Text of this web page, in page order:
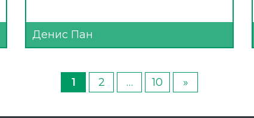
Денис Пан
1 2 … 10 »